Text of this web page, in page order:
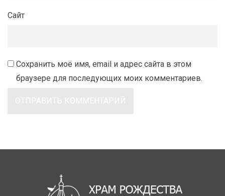
Сайт
Сохранить моё имя, email и адрес сайта в этом
браузере для последующих моих комментариев.